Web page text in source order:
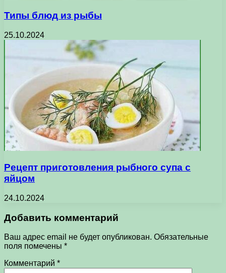
Типы блюд из рыбы
25.10.2024
Рецепт приготовления рыбного супа с
яйцом
24.10.2024
Добавить комментарий
Ваш адрес email не будет опубликован. Обязательные
поля помечены *
Комментарий *